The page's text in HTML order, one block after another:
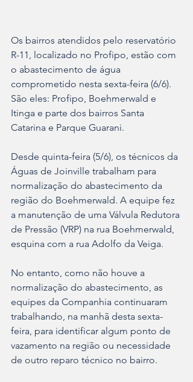
Os bairros atendidos pelo reservatório
R-11, localizado no Profipo, estão com
o abastecimento de água
comprometido nesta sexta-feira (6/6).
São eles: Profipo, Boehmerwald e
Itinga e parte dos bairros Santa
Catarina e Parque Guarani.
Desde quinta-feira (5/6), os técnicos da
Águas de Joinville trabalham para
normalização do abastecimento da
região do Boehmerwald. A equipe fez
a manutenção de uma Válvula Redutora
de Pressão (VRP) na rua Boehmerwald,
esquina com a rua Adolfo da Veiga.
No entanto, como não houve a
normalização do abastecimento, as
equipes da Companhia continuaram
trabalhando, na manhã desta sexta-
feira, para identificar algum ponto de
vazamento na região ou necessidade
de outro reparo técnico no bairro.